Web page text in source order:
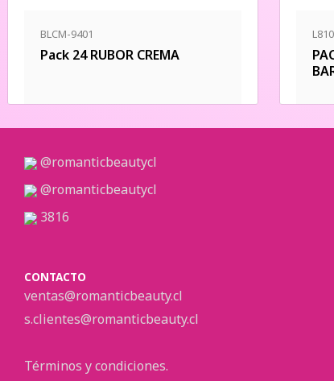
BLCM-9401
Pack 24 RUBOR CREMA
@romanticbeautycl
@romanticbeautycl
3816
CONTACTO
ventas@romanticbeauty.cl
s.clientes@romanticbeauty.cl
Términos y condiciones.